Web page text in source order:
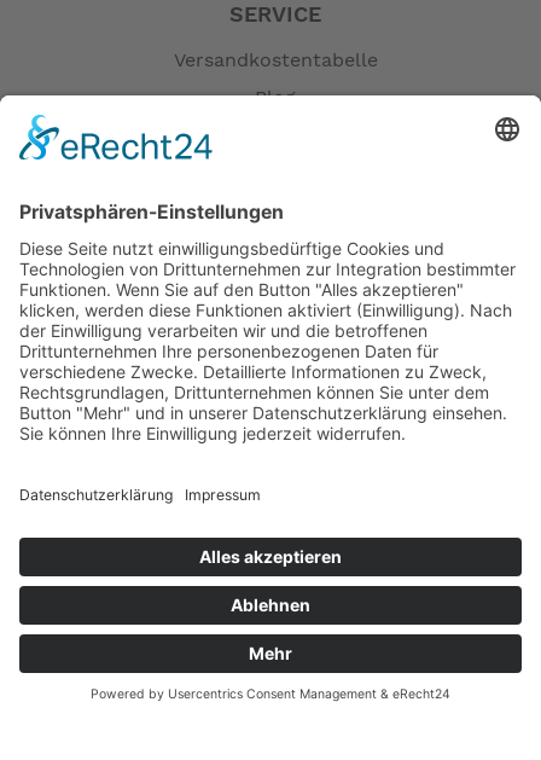
SERVICE
Versandkostentabelle
Blog
Erklärung zur Barrierefreiheit
AGB
Öffnungszeiten
Versandpartner
Verfügbarkeiten
Zahlung und Versand
Datenschutz
Fernabsatz
Widerrufsrecht bei Reparatur
Widerrufsrecht bei Dienstleistungen
Kontakt
Garantiefall
Batterieverordnung
Ergänzende Allgemeine Geschäftsbedingungen zum